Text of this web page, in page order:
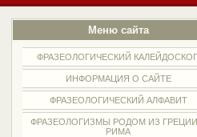
Меню сайта
ФРАЗЕОЛОГИЧЕСКИЙ
ИНФОРМАЦИЯ О САЙТЕ
ФРАЗЕОЛОГИЧЕСКИЙ АЛФАВИТ
ФРАЗЕОЛОГИЗМЫ РОДОМ ИЗ
РИМА